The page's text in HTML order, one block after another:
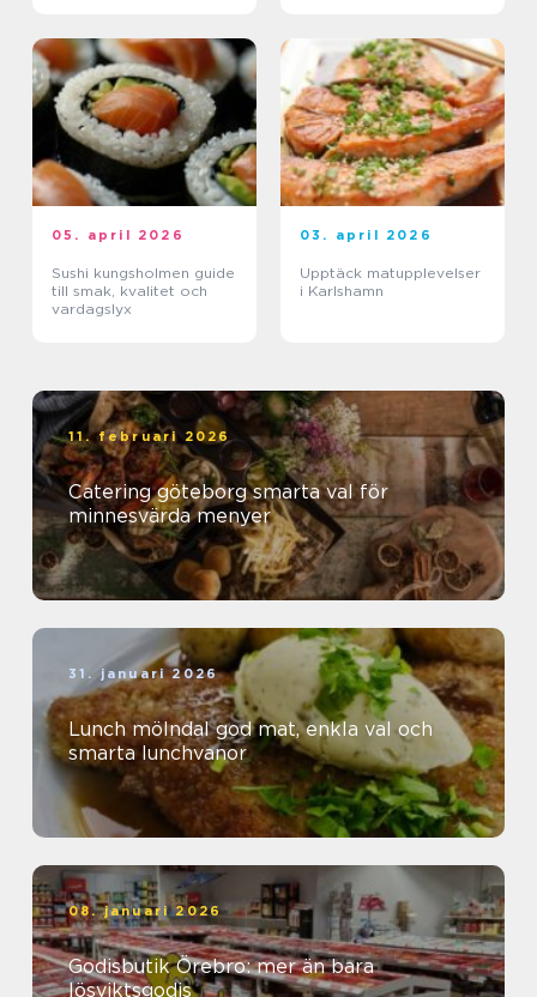
05. april 2026
Sushi kungsholmen guide
till smak, kvalitet och
vardagslyx
03. april 2026
Upptäck matupplevelser
i Karlshamn
11. februari 2026
Catering göteborg smarta val för
minnesvärda menyer
31. januari 2026
Lunch mölndal god mat, enkla val och
smarta lunchvanor
08. januari 2026
Godisbutik Örebro: mer än bara
lösviktsgodis